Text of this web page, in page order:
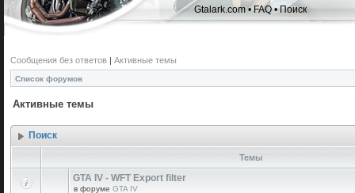
Gtalark.com •FAQ•Поиск
Сообщения без ответов | Активные темы
Список форумов
Активные темы
Поиск
Темы
GTA IV - WFT Export filter
в форуме GTA IV